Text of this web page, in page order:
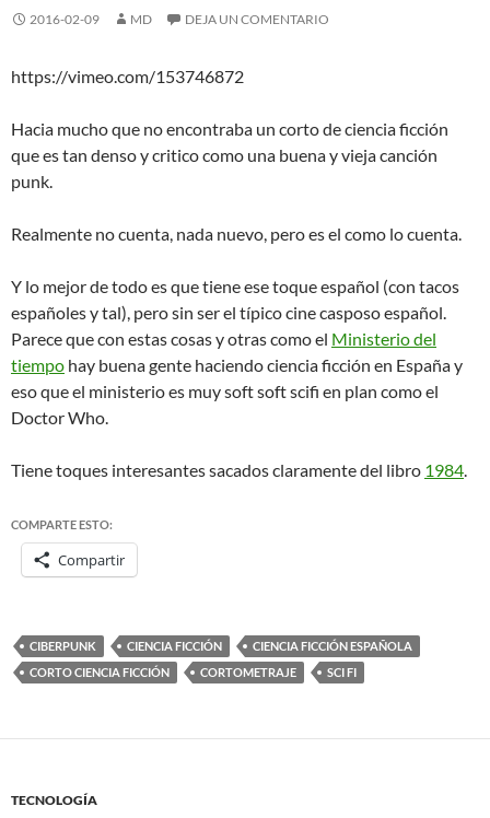
2016-02-09 MD DEJA UN COMENTARIO
https://vimeo.com/153746872
Hacia mucho que no encontraba un corto de ciencia ficción
que es tan denso y critico como una buena y vieja canción
punk.
Realmente no cuenta, nada nuevo, pero es el como lo cuenta.
Y lo mejor de todo es que tiene ese toque español (con tacos
españoles y tal), pero sin ser el típico cine casposo español.
Parece que con estas cosas y otras como el Ministerio del
tiempo hay buena gente haciendo ciencia ficción en España y
eso que el ministerio es muy soft soft scifi en plan como el
Doctor Who.
Tiene toques interesantes sacados claramente del libro 1984.
COMPARTE ESTO:
Compartir
CIBERPUNK CIENCIA FICCIÓN
CIENCIA FICCIÓN ESPAÑOLA
CORTO CIENCIA FICCIÓN
CORTOMETRAJE SCI FI
TECNOLOGÍA